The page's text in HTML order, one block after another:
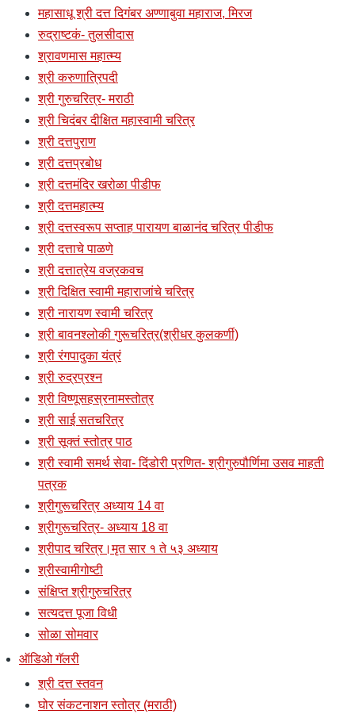
महासाधू श्री दत्त दिगंबर अण्णाबुवा महाराज, मिरज
रुद्राष्टकं- तुलसीदास
श्रावणमास महात्म्य
श्री करुणात्रिपदी
श्री गुरुचरित्र- मराठी
श्री चिदंबर दीक्षित महास्वामी चरित्र
श्री दत्तपुराण
श्री दत्तप्रबोध
श्री दत्तमंदिर खरोळा पीडीफ
श्री दत्तमहात्म्य
श्री दत्तस्वरूप सप्ताह पारायण बाळानंद चरित्र पीडीफ
श्री दत्ताचे पाळणे
श्री दत्तात्रेय वज्रकवच
श्री दिक्षित स्वामी महाराजांचे चरित्र
श्री नारायण स्वामी चरित्र
श्री बावनश्लोकी गुरूचरित्र(श्रीधर कुलकर्णी)
श्री रंगपादुका यंत्रं
श्री रुद्रप्रश्न
श्री विष्णूसहस्रनामस्तोत्र
श्री साई सतचरित्र
श्री सूक्तं स्तोत्र पाठ
श्री स्वामी समर्थ सेवा- दिंडोरी प्रणित- श्रीगुरुपौर्णिमा उसव माहती
पत्रक
श्रीगुरूचरित्र अध्याय 14 वा
श्रीगुरूचरित्र- अध्याय 18 वा
श्रीपाद चरित्र।मृत सार १ ते ५३ अध्याय
श्रीस्वामीगोष्टी
संक्षिप्त श्रीगुरुचरित्र
सत्यदत्त पूजा विधी
सोळा सोमवार
ऑडिओ गॅलरी
श्री दत्त स्तवन
घोर संकटनाशन स्तोत्र (मराठी)